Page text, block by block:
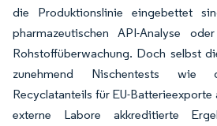
die Produktionslinie eingebettet
pharmazeutischen API-Analyse
Rohstoffüberwachung. Doch selbst
zunehmend Nischentests wie
Recyclatanteils für EU-Batterieexporte
externe Labore akkreditierte